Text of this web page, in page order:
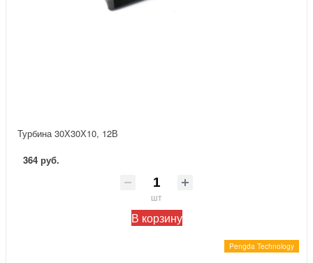
Турбина 30Х30Х10, 12В
364 руб.
шт
В корзину
Pengda Technology